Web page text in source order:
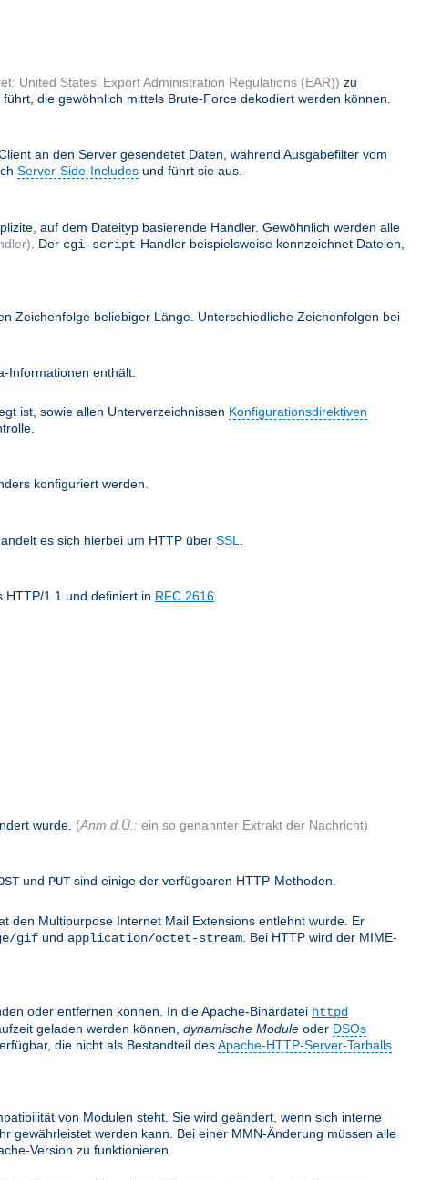
United States' Export Administration Regulations (EAR)) zu
führt, die gewöhnlich mittels Brute-Force dekodiert werden können.
an den Server gesendetet Daten, während Ausgabefilter vom
Server-Side-Includes und führt sie aus.
auf dem Dateityp basierende Handler. Gewöhnlich werden alle
. Der cgi-script-Handler beispielsweise kennzeichnet Dateien,
Zeichenfolge beliebiger Länge. Unterschiedliche Zeichenfolgen bei
Informationen enthält.
ist, sowie allen Unterverzeichnissen Konfigurationsdirektiven
konfiguriert werden.
es sich hierbei um HTTP über SSL
HTTP/1.1 und definiert in RFC 2616
wurde. (Anm.d.Ü.: ein so genannter Extrakt der Nachricht)
und PUT sind einige der verfügbaren HTTP-Methoden.
den Multipurpose Internet Mail Extensions entlehnt wurde. Er
gif und application/octet-stream . Bei HTTP wird der MIME-
oder entfernen können. In die Apache-Binärdatei httpd
geladen werden können, dynamische Module oder DSOs
die nicht als Bestandteil desApache-HTTP-Server-Tarballs
von Modulen steht. Sie wird geändert, wenn sich interne
gewährleistet werden kann. Bei einer MMN-Änderung müssen alle
Version zu funktionieren.